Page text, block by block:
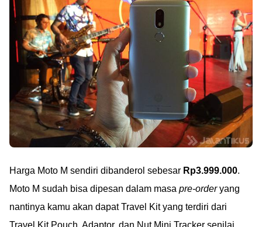
Harga Moto M sendiri dibanderol sebesar Rp3.999.000.
Moto M sudah bisa dipesan dalam masa pre-orderyang
nantinya kamu akan dapat Travel Kit yang terdiri dari
Travel Kit Pouch, Adaptor, dan Nut Mini Tracker senilai